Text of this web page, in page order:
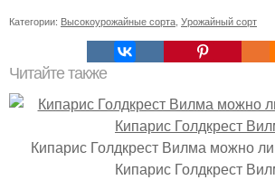
Категории: Высокоурожайные сорта Урожайный сорт
Читайте также
Кипарис Голдкрест Вилма можно
Кипарис Голдкрест